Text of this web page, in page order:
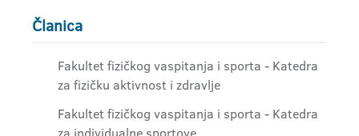
Članica
Fakultet fizičkog vaspitanja i sporta - Katedra
za fizičku aktivnost i zdravlje
Fakultet fizičkog vaspitanja i sporta - Katedra